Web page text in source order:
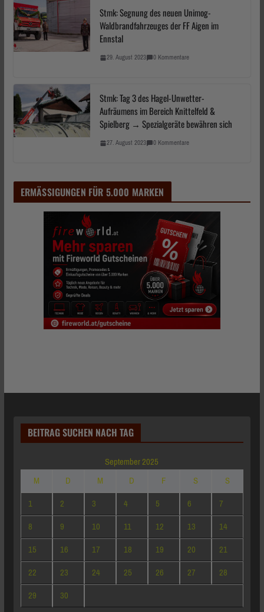
Stmk: Segnung des neuen Unimog-
Waldbrandfahrzeuges der FF Aigen im
Ennstal
29. August 2023 0 Kommentare
Stmk: Tag 3 des Hagel-Unwetter-
Aufräumens im Bereich Knittelfeld &
Spielberg → Spezialgeräte bewähren sich
27. August 2023 0 Kommentare
ERMÄSSIGUNGEN FÜR 5.000 MARKEN
BEITRAG SUCHEN NACH TAG
September 2025
M
D M D F S
S
1
2 3 4 5 6
7
8
9 10 11 12 13
14
15
16 17 18 19 20
21
22
23 24 25 26 27
28
29
30